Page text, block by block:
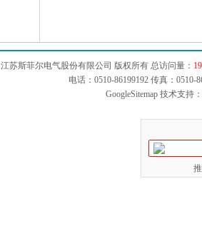
江苏斯菲尔电气股份有限公司 版权所有 总访问量：
电话：0510-86199192 传真：
GoogleSitemap技术支持